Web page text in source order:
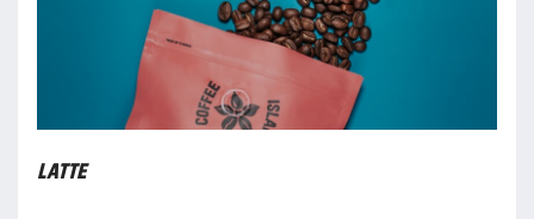
LATTE